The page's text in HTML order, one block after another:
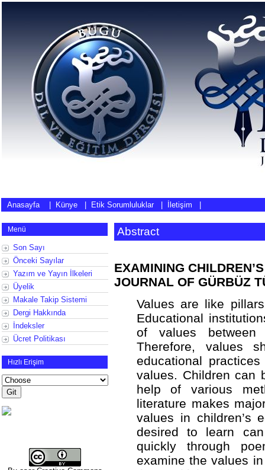
Anasayfa| Künye Etik Sorumluluklar İletişim
Menü
Son Sayı
Önceki Sayılar
Yazım ve Yayın İlkeleri
Üyelik
Makale Takip Sistemi
Dergi Hakkında
İndeksler
Ücret Politikası
Hızlı Erişim
Abstract
EXAMINING
JOURNAL OF GÜRBÜZ
Values are like
Educational
of values
Therefore, values
educational
values. Children can
help of various
literature makes
values in children’s
desired to learn
quickly through
examine the values